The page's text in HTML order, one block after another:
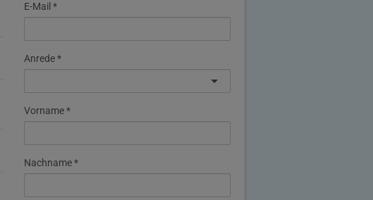
E-Mail
Anrede
Vorname
Nachname